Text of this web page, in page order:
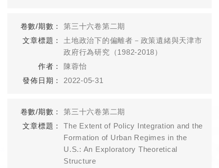
第三十六卷第二期
土地政治下的偏離者－政策遺緒與天津市
政府行為研究（1982-2018）
陳蓉怡
2022-05-31
第三十六卷第二期
The Extent of Policy Integration and the
Formation of Urban Regimes in the
U.S.: An Exploratory Theoretical
Structure